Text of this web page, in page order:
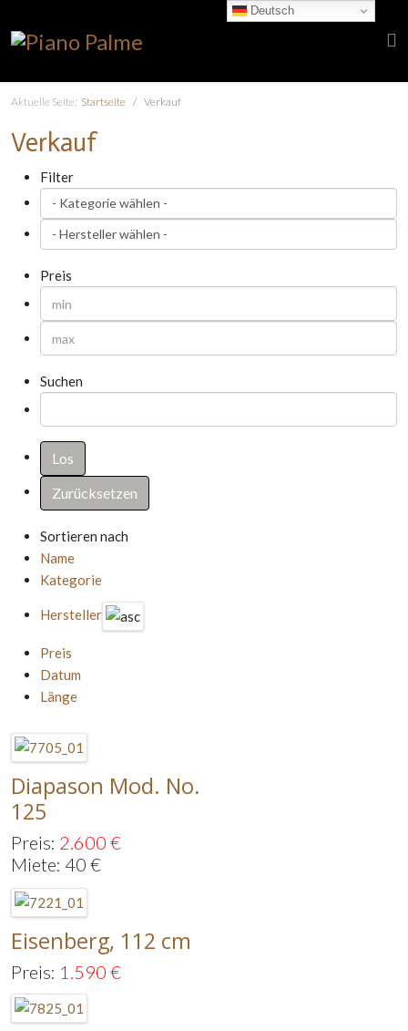
Aktuelle Seite: Startseite Verkauf
Deutsch
Verkauf
Filter
Preis
Suchen
Sortieren nach
Name
Kategorie
Hersteller
Preis
Datum
Länge
Diapason Mod. No.
125
Preis: 2.600 €
Miete: 40 €
Eisenberg, 112 cm
Preis: 1.590 €